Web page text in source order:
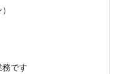
です